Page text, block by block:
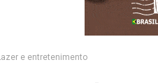
e entretenimento